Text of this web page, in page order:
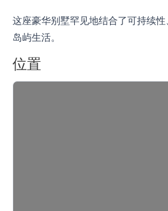
这座豪华别墅罕见地结合了可持续
岛屿生活。
位置